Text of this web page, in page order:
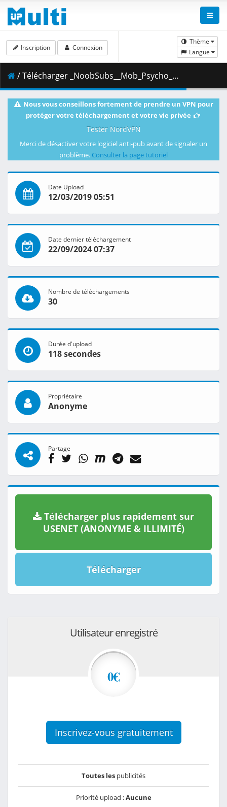
Thème
Langue
Inscription Connexion
/ Télécharger _NoobSubs__Mob_Psycho_100_10__1080p_Blu-ray_Dual_Audio_8bit_AC3__C2D37D3F_.mkv.001 ( 359.79 MB )
Nous vous conseillons fortement de prendre un VPN pour
protéger votre téléchargement et votre vie privée
Tester NordVPN
Merci de désactiver votre logiciel anti-pub avant de signaler un
problème. Consulter la page tutoriel
Date Upload
12/03/2019 05:51
Date dernier téléchargement
22/09/2024 07:37
Nombre de téléchargements
30
Durée d'upload
118 secondes
Propriétaire
Anonyme
Partage
Télécharger plus rapidement sur
USENET (ANONYME & ILLIMITÉ)
Télécharger
Utilisateur enregistré
0€
Inscrivez-vous gratuitement
Toutes les publicités
Priorité upload :Aucune